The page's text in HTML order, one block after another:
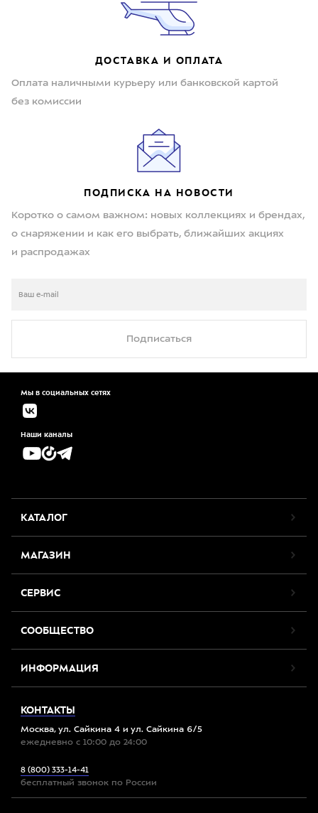
ДОСТАВКА И ОПЛАТА
Оплата наличными курьеру или банковской картой
без комиссии
ПОДПИСКА НА НОВОСТИ
Коротко о самом важном: новых коллекциях и брендах,
о снаряжении и как его выбрать, ближайших акциях
и распродажах
Подписаться
Мы в социальных сетях
Наши каналы
КАТАЛОГ
МАГАЗИН
СЕРВИС
СООБЩЕСТВО
ИНФОРМАЦИЯ
КОНТАКТЫ
Москва, ул. Сайкина 4 и ул. Сайкина 6/5
ежедневно с 10:00 до 24:00
8 (800) 333-14-41
бесплатный звонок по России